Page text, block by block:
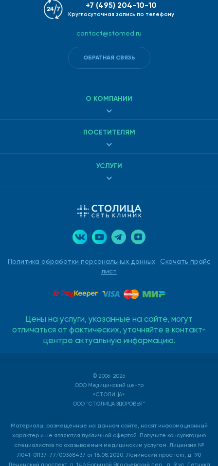
Политика обработки персональных данных
Скачать прайс
лист
О КОМПАНИИ
ПОСЕТИТЕЛЯМ
УСЛУГИ
+7 (495) 204-10-10
Круглосуточная запись по телефону
contact@stomed.ru
ОБРАТНАЯ СВЯЗЬ
Цены на услуги, указанные на сайте, могут
отличаться от фактических, уточняйте в контакт-
центре актуальную информацию.
© 2006-2026
ООО Медицинский центр
«СТОЛИЦА»
ООО "СТОЛИЦА ЗДОРОВЬЯ"
Материалы, размещенные на данном сайте, носят информационный
характер и не являются публичной офертой. Получите консультацию
специалистов по оказываемым медицинским услугам. Лицензия №
Л041-01137-77/00368437 от 18.08.2020. Ленинский проспект, д. 90
Ленинский проспект, д. 146 Большой Власьевский пер., д. 9 ул. Летчика